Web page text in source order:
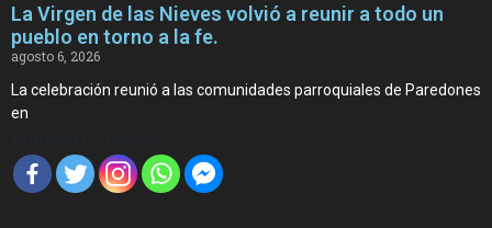
La Virgen de las Nieves volvió a reunir a todo un
pueblo en torno a la fe.
agosto 6, 2026
La celebración reunió a las comunidades parroquiales de Paredones
en